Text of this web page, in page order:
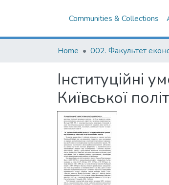
Communities & Collections
Home
Інституційні
Київської